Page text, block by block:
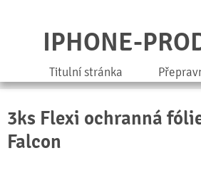
IPHONE-
Titulní stránka
3ks Flexi ochranná
Falcon